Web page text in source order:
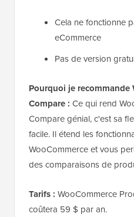
Cela ne fonctionne
eCommerce
Pas de version
Pourquoi je recommande
Compare : Ce qui rend
Compare génial, c'est sa
facile. Il étend les
WooCommerce et vous
des comparaisons de
Tarifs : WooCommerce
coûtera 59 $ par an.